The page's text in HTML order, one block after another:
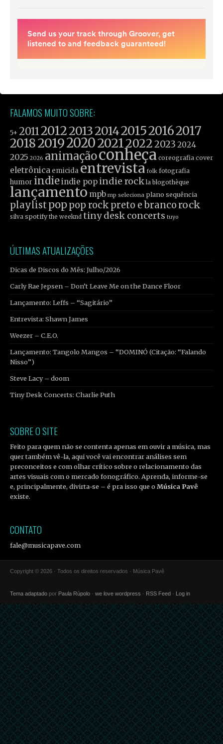
FALAMOS MUITO SOBRE:
5+ 2011201220132014201520162017
201820192020202120222023 2024
2025 2026 animaçãoconheça coreografia cover
eletrônica emicida entrevista folk fotografia
humor indieindie pop indie rock la blogothèque
lançamento mpb mp seleciona plano sequência
playlist poppop rock preto e branco rock
silva spotify the weeknd tiny desk concerts tuyo
ÚLTIMAS ATUALIZAÇÕES
Dicas de Discos do Mês: Julho/2026
Carly Rae Jepsen – Don’t Leave Me on the Dance Floor
Lançamento: Leffs – “Sagitário”
Entrevista: Shawn James
Weezer – C.E.O.
Lançamento: Tangolo Mangos – “DOMINÓ (Citação: “Falando
Nisso”)
Steve Lacy – doom
Tiny Desk Concerts: Charlie Puth
SOBRE O SITE
Feito para quem não se contenta apenas em ouvir a música, mas
quer também vê-la, aqui você vai encontrar análises sem
preconceitos e com olhar crítico sobre o relacionamento das
artes visuais com o mercado fonográfico. Aprenda, informe-se
e, principalmente, divirta-se – é pra isso que oMúsica Pavê
existe.
CONTATO
fale@musicapave.com
Copyright © 2026 · Todos os direitos reservados · Música Pavê
Tema adaptado por Paula Rúpolo · we love wordpress · RSS Feed · Log in